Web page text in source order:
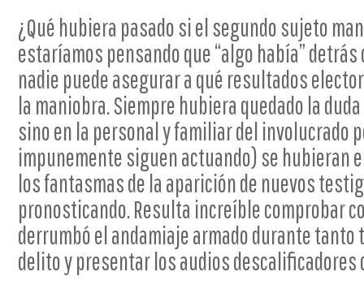
¿Qué hubiera pasado si el segundo sujeto
estaríamos pensando que “algo había”
nadie puede asegurar a qué resultados
la maniobra. Siempre hubiera quedado la
sino en la personal y familiar del involucrado
impunemente siguen actuando) se hubieran
los fantasmas de la aparición de nuevos
pronosticando. Resulta increíble comprobar
derrumbó el andamiaje armado durante tanto
delito y presentar los audios descalificadores